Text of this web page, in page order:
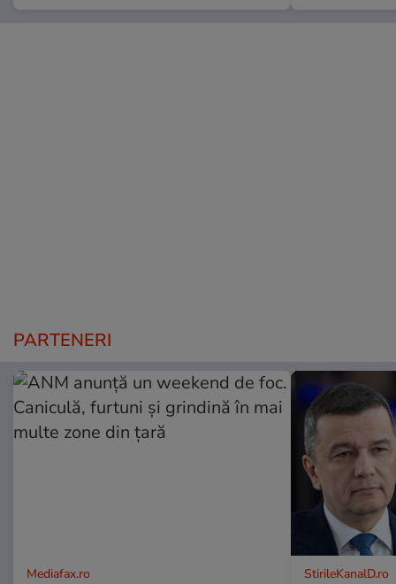
PARTENERI
Mediafax.ro StirileKanalD.ro